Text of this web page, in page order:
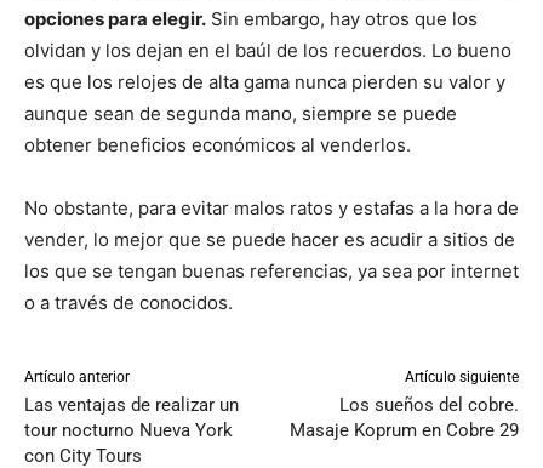
opciones para elegir. Sin embargo, hay otros que los
olvidan y los dejan en el baúl de los recuerdos. Lo bueno
es que los relojes de alta gama nunca pierden su valor y
aunque sean de segunda mano, siempre se puede
obtener beneficios económicos al venderlos.
No obstante, para evitar malos ratos y estafas a la hora de
vender, lo mejor que se puede hacer es acudir a sitios de
los que se tengan buenas referencias, ya sea por internet
o a través de conocidos.
Artículo anterior
Las ventajas de realizar un
tour nocturno Nueva York
con City Tours
Artículo siguiente
Los sueños del cobre.
Masaje Koprum en Cobre 29